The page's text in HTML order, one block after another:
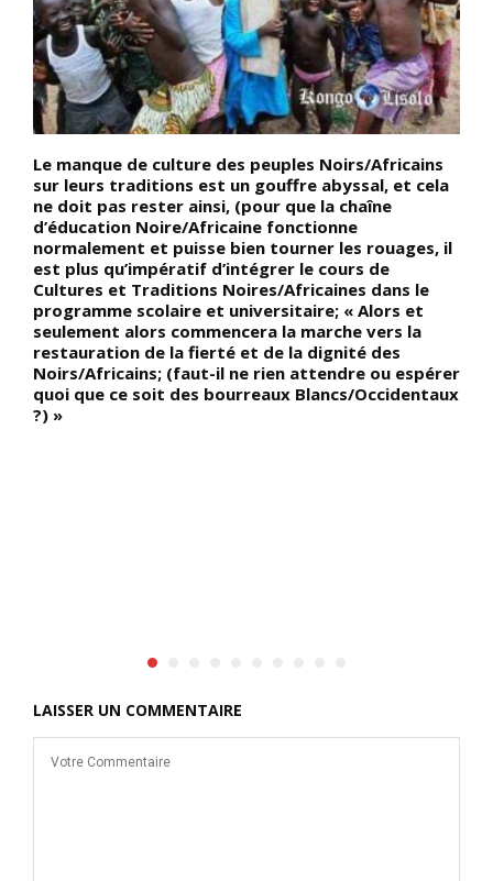
Le manque de culture des peuples Noirs/Africains
sur leurs traditions est un gouffre abyssal, et cela
ne doit pas rester ainsi, (pour que la chaîne
d’éducation Noire/Africaine fonctionne
normalement et puisse bien tourner les rouages, il
est plus qu’impératif d’intégrer le cours de
Cultures et Traditions Noires/Africaines dans le
programme scolaire et universitaire; « Alors et
seulement alors commencera la marche vers la
restauration de la fierté et de la dignité des
Noirs/Africains; (faut-il ne rien attendre ou espérer
quoi que ce soit des bourreaux Blancs/Occidentaux
?) »
LAISSER UN COMMENTAIRE